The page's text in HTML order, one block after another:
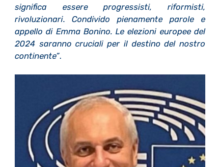
significa essere progressisti, riformisti,
rivoluzionari. Condivido pienamente parole e
appello di Emma Bonino. Le elezioni europee del
2024 saranno cruciali per il destino del nostro
continente”.